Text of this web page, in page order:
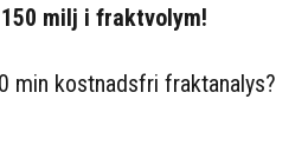
150 milj i fraktvolym!
min kostnadsfri fraktanalys?